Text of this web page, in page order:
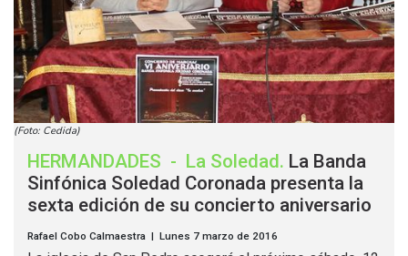
(Foto: Cedida)
HERMANDADES - La Soledad. La Banda
Sinfónica Soledad Coronada presenta la
sexta edición de su concierto aniversario
Rafael Cobo Calmaestra | Lunes 7 marzo de 2016